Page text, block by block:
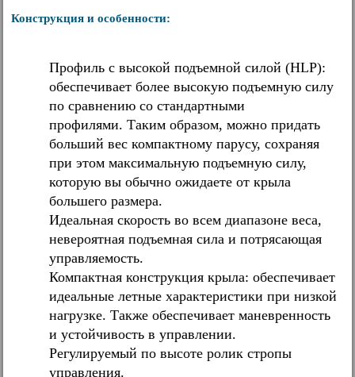
Конструкция и особенности:
Профиль с высокой подъемной силой (HLP):
обеспечивает более высокую подъемную силу
по сравнению со стандартными
профилями. Таким образом, можно придать
больший вес компактному парусу, сохраняя
при этом максимальную подъемную силу,
которую вы обычно ожидаете от крыла
большего размера.
Идеальная скорость во всем диапазоне веса,
невероятная подъемная сила и потрясающая
управляемость.
Компактная конструкция крыла: обеспечивает
идеальные летные характеристики при низкой
нагрузке. Также обеспечивает маневренность
и устойчивость в управлении.
Регулируемый по высоте ролик стропы
управления.